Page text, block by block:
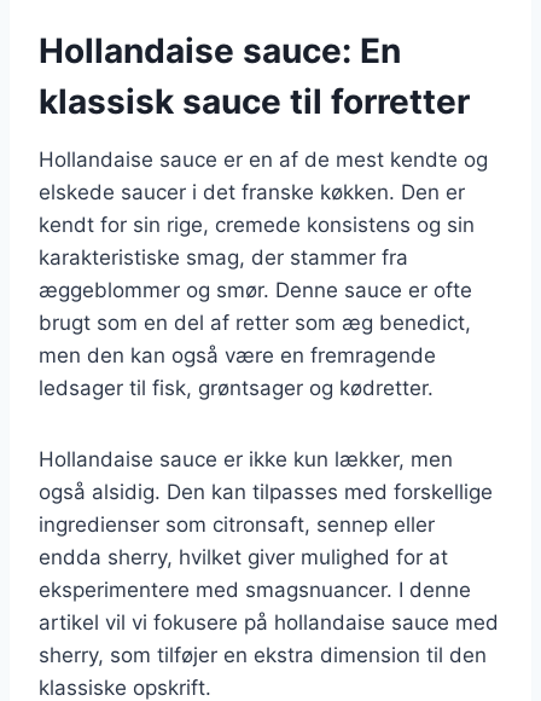
Hollandaise sauce: En
klassisk sauce til forretter
Hollandaise sauce er en af de mest kendte og
elskede saucer i det franske køkken. Den er
kendt for sin rige, cremede konsistens og sin
karakteristiske smag, der stammer fra
æggeblommer og smør. Denne sauce er ofte
brugt som en del af retter som æg benedict,
men den kan også være en fremragende
ledsager til fisk, grøntsager og kødretter.
Hollandaise sauce er ikke kun lækker, men
også alsidig. Den kan tilpasses med forskellige
ingredienser som citronsaft, sennep eller
endda sherry, hvilket giver mulighed for at
eksperimentere med smagsnuancer. I denne
artikel vil vi fokusere på hollandaise sauce med
sherry, som tilføjer en ekstra dimension til den
klassiske opskrift.